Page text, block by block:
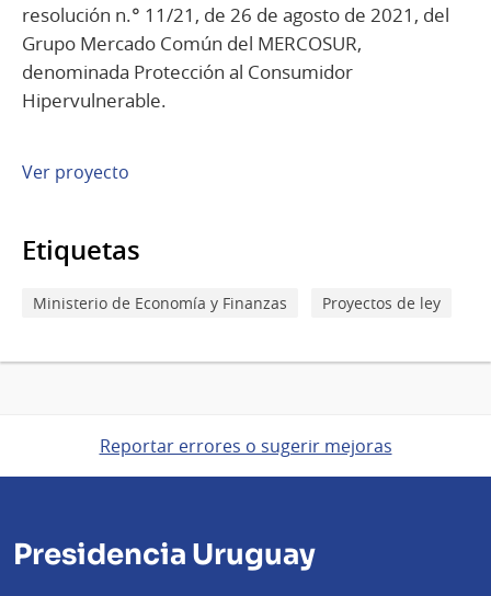
resolución n.° 11/21, de 26 de agosto de 2021, del
Grupo Mercado Común del MERCOSUR,
denominada Protección al Consumidor
Hipervulnerable.
Ver proyecto
Etiquetas
Ministerio de Economía y Finanzas Proyectos de ley
Reportar errores o sugerir mejoras
Presidencia Uruguay